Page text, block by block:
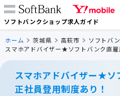
ソフトバンクショップ求人ガイド
ホーム 茨城県 高萩市
ソフトバ
スマホアドバイザー★ソフトバンク直雇
スマホアドバイザー★ソ
正社員登用制度あり！